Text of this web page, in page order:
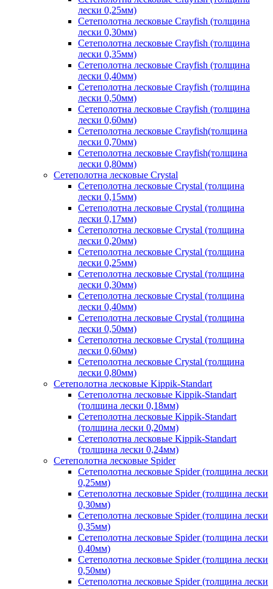
лески 0,25мм)
Сетеполотна лесковые Crayfish (толщина
лески 0,30мм)
Сетеполотна лесковые Crayfish (толщина
лески 0,35мм)
Сетеполотна лесковые Crayfish (толщина
лески 0,40мм)
Сетеполотна лесковые Crayfish (толщина
лески 0,50мм)
Сетеполотна лесковые Crayfish (толщина
лески 0,60мм)
Сетеполотна лесковые Crayfish(толщина
лески 0,70мм)
Сетеполотна лесковые Crayfish(толщина
лески 0,80мм)
Сетеполотна лесковые Crystal
Сетеполотна лесковые Crystal (толщина
лески 0,15мм)
Сетеполотна лесковые Crystal (толщина
лески 0,17мм)
Сетеполотна лесковые Crystal (толщина
лески 0,20мм)
Сетеполотна лесковые Crystal (толщина
лески 0,25мм)
Сетеполотна лесковые Crystal (толщина
лески 0,30мм)
Сетеполотна лесковые Crystal (толщина
лески 0,40мм)
Сетеполотна лесковые Crystal (толщина
лески 0,50мм)
Сетеполотна лесковые Crystal (толщина
лески 0,60мм)
Сетеполотна лесковые Crystal (толщина
лески 0,80мм)
Сетеполотна лесковые Kippik-Standart
Сетеполотна лесковые Kippik-Standart
(толщина лески 0,18мм)
Сетеполотна лесковые Kippik-Standart
(толщина лески 0,20мм)
Сетеполотна лесковые Kippik-Standart
(толщина лески 0,24мм)
Сетеполотна лесковые Spider
Сетеполотна лесковые Spider (толщина лески
0,25мм)
Сетеполотна лесковые Spider (толщина лески
0,30мм)
Сетеполотна лесковые Spider (толщина лески
0,35мм)
Сетеполотна лесковые Spider (толщина лески
0,40мм)
Сетеполотна лесковые Spider (толщина лески
0,50мм)
Сетеполотна лесковые Spider (толщина лески